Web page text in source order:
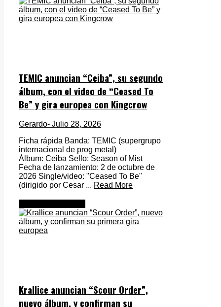
TEMIC anuncian “Ceiba”, su segundo
álbum, con el video de “Ceased To
Be” y gira europea con Kingcrow
Gerardo- Julio 28, 2026
Ficha rápida Banda: TEMIC (supergrupo
internacional de prog metal)
Álbum: Ceiba Sello: Season of Mist
Fecha de lanzamiento: 2 de octubre de
2026 Single/video: "Ceased To Be"
(dirigido por Cesar ... Read More
Krallice anuncian “Scour Order”,
nuevo álbum, y confirman su